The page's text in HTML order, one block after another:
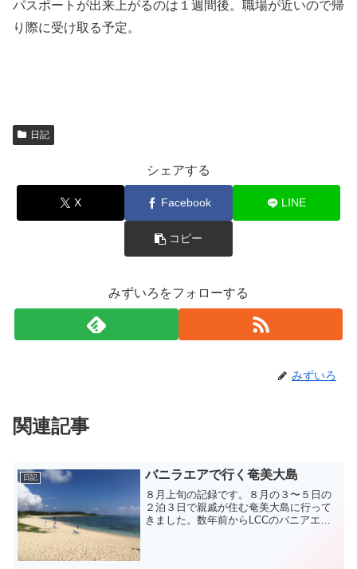
パスポートが出来上がるのは１週間後。職場が近いので帰
り際に受け取る予定。
日記
シェアする
X Facebook LINE
コピー
みずいろをフォローする
みずいろ
関連記事
日記 バニラエアで行く奄美大島
８月上旬の記録です。８月の３〜５日の
２泊３日で親戚が住む奄美大島に行って
きました。数年前からLCCのバニアエア